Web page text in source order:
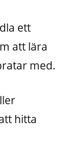
ett
att lära
med.
hitta